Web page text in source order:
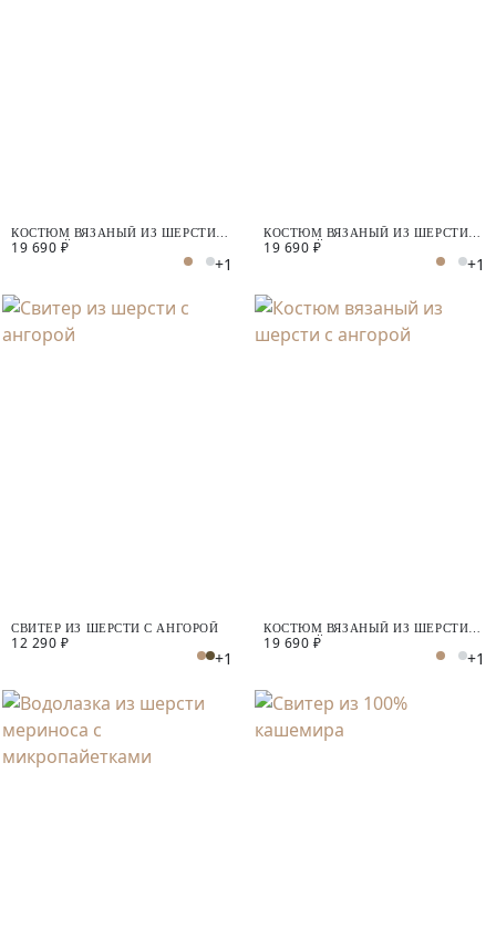
КОСТЮМ ВЯЗАНЫЙ ИЗ ШЕРСТИ С
АНГОРОЙ
19 690 ₽
+1
КОСТЮМ ВЯЗАНЫЙ ИЗ ШЕРСТИ С
АНГОРОЙ
19 690 ₽
+1
СВИТЕР ИЗ ШЕРСТИ С АНГОРОЙ
12 290 ₽
+1
КОСТЮМ ВЯЗАНЫЙ ИЗ ШЕРСТИ С
АНГОРОЙ
19 690 ₽
+1